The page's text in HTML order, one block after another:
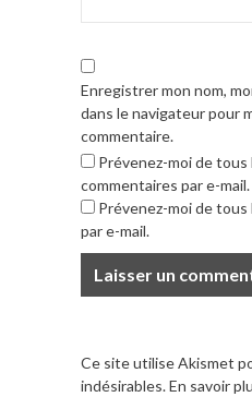
Enregistrer mon nom,
dans le navigateur pour
commentaire.
Prévenez-moi de tous
commentaires par e-mail.
Prévenez-moi de
par e-mail.
Ce site utilise Akismet
indésirables.En savoir